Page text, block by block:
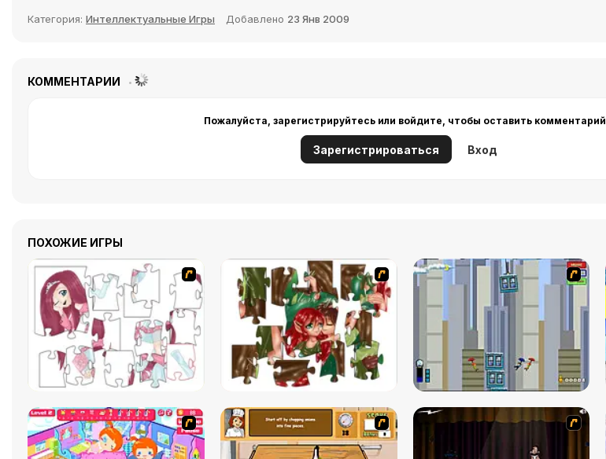
Категория: Интеллектуальные Игры Добавлено 23 Янв 2009
КОММЕНТАРИИ
Пожалуйста, зарегистрируйтесь или войдите, чтобы оставить комментарий
Зарегистрироваться Вход
ПОХОЖИЕ ИГРЫ